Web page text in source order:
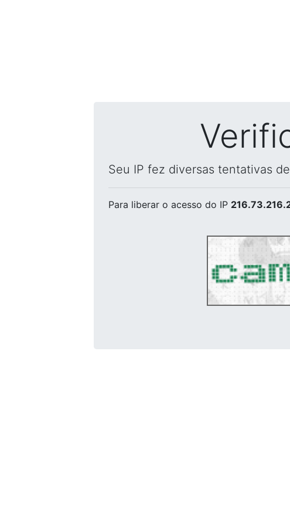
Seu IP fez diversas tentativas
Para liberar o acesso do IP